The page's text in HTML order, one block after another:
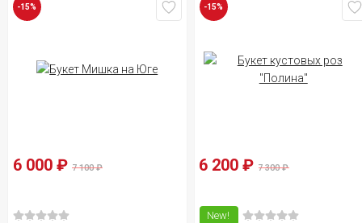
-15%
6 000 ₽ 7 100₽
-15%
6 200₽ 7 300₽
New!